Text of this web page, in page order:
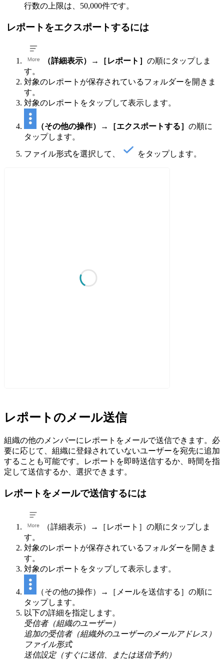
行数の上限は、50,000件です。
レポートをエクスポートするには
（詳細表示） → ［レポート］ の順にタップしま
す。
対象のレポートが保存されているフォルダーを開きま
す。
対象のレポートをタップして表示します。
（その他の操作） → ［エクスポートする］ の順に
タップします。
ファイル形式を選択して、
をタップします。
レポートのメール送信
組織の他のメンバーにレポートをメールで送信できます。必
要に応じて、組織に登録されていないユーザーを宛先に追加
することも可能です。レポートを即時送信するか、時間を指
定して送信するか、選択できます。
レポートをメールで送信するには
（詳細表示）→［レポート］の順にタップしま
す。
対象のレポートが保存されているフォルダーを開きま
す。
対象のレポートをタップして表示します。
（その他の操作）→［メールを送信する］の順に
タップします。
以下の詳細を指定します。
受信者（組織のユーザー）
追加の受信者（組織外のユーザーのメールアドレス）
ファイル形式
送信設定（すぐに送信、または送信予約）